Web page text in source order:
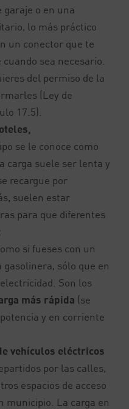
o en una
lo más práctico
un conector que te
sea necesario.
del permiso de la
(Ley de
17.5).
se le conoce como
carga suele ser lenta y
recargue por
suelen estar
para que diferentes
si fueses con un
sólo que en
Son los
más rápida (se
y en corriente
vehículos eléctricos
por las calles,
espacios de acceso
municipio. La carga en